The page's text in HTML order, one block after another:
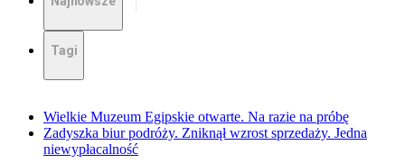
Tagi
Wielkie Muzeum Egipskie otwarte. Na razie na próbę
Zadyszka biur podróży. Zniknął wzrost sprzedaży. Jedna
niewypłacalność